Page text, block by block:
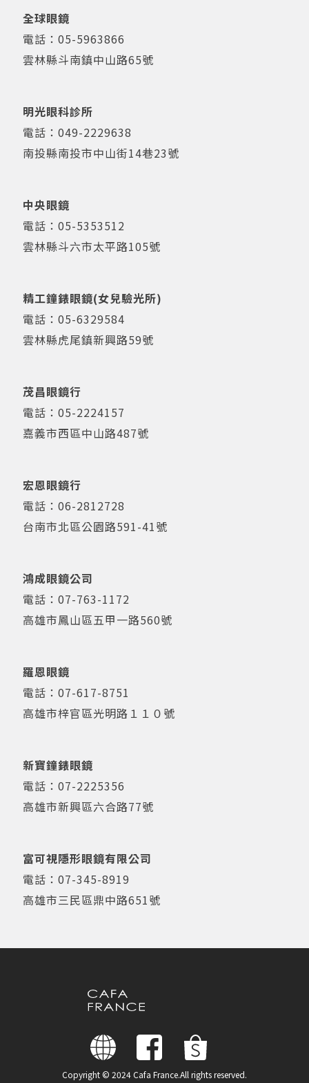
全球眼鏡
電話： 05-5963866
雲林縣斗南鎮中山路65號
明光眼科診所
電話： 049-2229638
南投縣南投市中山街14巷23號
中央眼鏡
電話： 05-5353512
雲林縣斗六市太平路105號
精工鐘錶眼鏡(女兒驗光所)
電話： 05-6329584
雲林縣虎尾鎮新興路59號
茂昌眼鏡行
電話： 05-2224157
嘉義市西區中山路487號
宏恩眼鏡行
電話： 06-2812728
台南市北區公園路591-41號
鴻成眼鏡公司
電話： 07-763-1172
高雄市鳳山區五甲一路560號
羅恩眼鏡
電話： 07-617-8751
高雄市梓官區光明路１１０號
新寶鐘錶眼鏡
電話： 07-2225356
高雄市新興區六合路77號
富可視隱形眼鏡有限公司
電話： 07-345-8919
高雄市三民區鼎中路651號
Copyright © 2024 Cafa France.All rights reserved.